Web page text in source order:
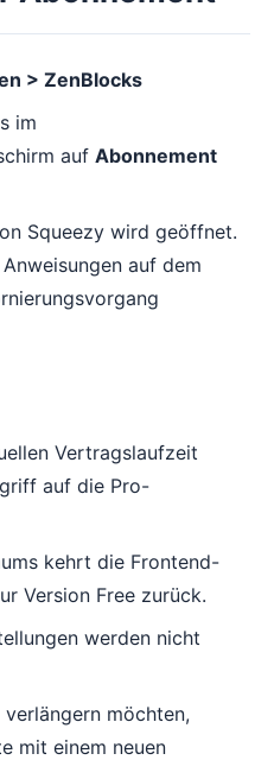
> ZenBlocks
im
auf Abonnement
Squeezy wird geöffnet.
auf dem
Vertragslaufzeit
auf die Pro-
kehrt die Frontend-
Version Free zurück.
werden nicht
möchten,
mit einem neuen